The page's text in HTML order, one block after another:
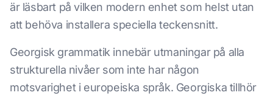
är läsbart på vilken modern enhet som helst utan
att behöva installera speciella teckensnitt.
Georgisk grammatik innebär utmaningar på alla
strukturella nivåer som inte har någon
motsvarighet i europeiska språk. Georgiska tillhör